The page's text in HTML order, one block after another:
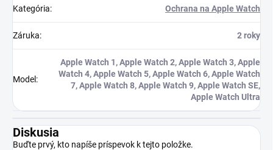
Kategória: Ochrana na Apple Watch
Záruka: 2 roky
Model :
Apple Watch 1, Apple Watch 2, Apple Watch 3, Apple
Watch 4, Apple Watch 5, Apple Watch 6, Apple Watch
7, Apple Watch 8, Apple Watch 9, Apple Watch SE,
Apple Watch Ultra
Diskusia
Buďte prvý, kto napíše príspevok k tejto položke.